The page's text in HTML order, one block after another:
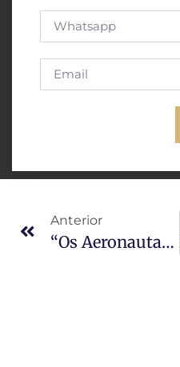
Anterior
“Os Aeronautas”: O Melhor Filme Que Você Verá Este Ano